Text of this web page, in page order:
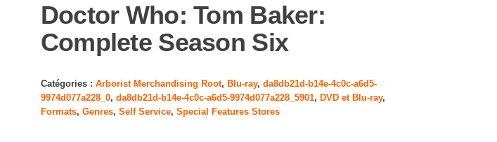
Doctor Who: Tom Baker:
Complete Season Six
Catégories : Arborist Merchandising Root, Blu-ray, da8db21d-b14e-4c0c-a6d5-
9974d077a228_0, da8db21d-b14e-4c0c-a6d5-9974d077a228_5901, DVD et Blu-ray,
Formats, Genres, Self Service, Special Features Stores